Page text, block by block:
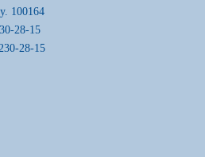
100164
28-15
28-15